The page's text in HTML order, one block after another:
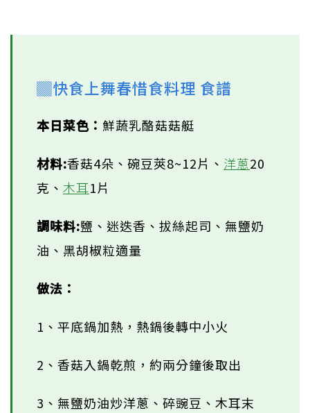
▓快食上舞春惜食料理 食譜
本日菜色： 鮮蔬乳酪菇菇艇
材料:香菇4朵、碗豆莢8~12片、 洋蔥20
克、 木耳1片
調味料:鹽、迷迭香、拔絲起司、無鹽奶
油、黑胡椒粒適量
做法：
1、平底鍋加熱，熱鍋後轉中小火
2、香菇入鍋乾煎，約兩分鐘後取出
3、無鹽奶油炒洋蔥、碎豌豆、木耳末